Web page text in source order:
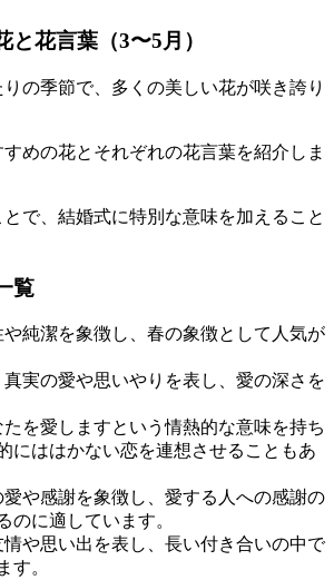
花言葉（3〜5月）
の季節で、多くの美しい花が咲き誇り
めの花とそれぞれの花言葉を紹介しま
で、結婚式に特別な意味を加えること
覧
純潔を象徴し、春の象徴として人気が
実の愛や思いやりを表し、愛の深さを
を愛しますという情熱的な意味を持ち
にははかない恋を連想させることもあ
愛や感謝を象徴し、愛する人への感謝の
のに適しています。
情や思い出を表し、長い付き合いの中で
す。